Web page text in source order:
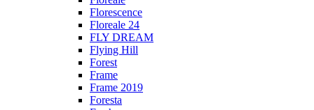
Florescence
Floreale 24
FLY DREAM
Flying Hill
Forest
Frame
Frame 2019
Foresta